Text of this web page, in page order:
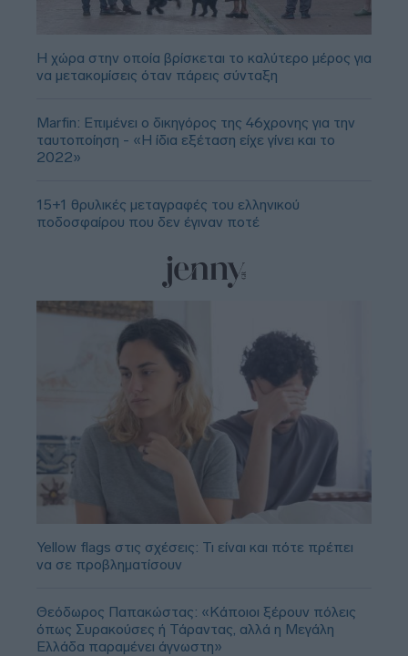
Η χώρα στην οποία βρίσκεται το καλύτερο μέρος για
να μετακομίσεις όταν πάρεις σύνταξη
Marfin: Επιμένει ο δικηγόρος της 46χρονης για την
ταυτοποίηση - «Η ίδια εξέταση είχε γίνει και το
2022»
15+1 θρυλικές μεταγραφές του ελληνικού
ποδοσφαίρου που δεν έγιναν ποτέ
Yellow flags στις σχέσεις: Τι είναι και πότε πρέπει
να σε προβληματίσουν
Θεόδωρος Παπακώστας: «Κάποιοι ξέρουν πόλεις
όπως Συρακούσες ή Τάραντας, αλλά η Μεγάλη
Ελλάδα παραμένει άγνωστη»